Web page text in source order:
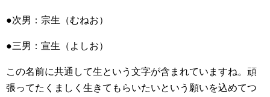
●次男：宗生（むねお）
●三男：宣生（よしお）
この名前に共通して生という文字が含まれていますね。頑
張ってたくましく生きてもらいたいという願いを込めてつ